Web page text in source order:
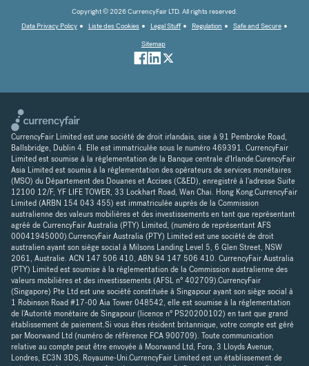
Copyright © 2026 CurrencyFair LTD. All rights reserved.
Data Privacy Policy
Liste des Cookies Legal Stuff Regulation
Safe and Secure
Sitemap
CurrencyFair Limited est une société de droit irlandais, sise à 91 Pembroke Road,
Ballsbridge, Dublin 4. Elle est immatriculée sous le numéro 469391. CurrencyFair
Limited est soumise à la réglementation de la Banque centrale d'Irlande.CurencyFair
Asia Limited est soumis à la réglementation des opérateurs de services monétaires
(MSO) du Département des Douanes et Accises (C&ED), enregistré à l'adresse Suite
12100 12/F, YF LIFE TOWER, 33 Lockhart Road, Wan Chai. Hong Kong.CurrencyFair
Limited (ARBN 154 043 455) est immatriculée auprès de la Commission
australienne des valeurs mobilières et des investissements en tant que représentant
agréé de CurrencyFair Australia (PTY) Limited, (numéro de représentant AFS
00041945000).CurrencyFair Australia (PTY) Limited est une société de droit
australien ayant son siège social à Milsons Landing Level 5, 6 Glen Street, NSW
2061, Australie. ACN 147 506 410, ABN 94 147 506 410. CurrencyFair Australia
(PTY) Limited est soumise à la réglementation de la Commission australienne des
valeurs mobilières et des investissements (AFSL n° 402709).CurrencyFair
(Singapore) Pte Ltd est une société constituée à Singapour ayant son siège social à
1 Robinson Road #17-00 Aia Tower 048542, elle est soumise à la réglementation
de l'Autorité monétaire de Singapour (licence n° PS20200102) en tant que grand
établissement de paiement.Si vous êtes résident britannique, votre compte est géré
par Moorwand Ltd (numéro de référence FCA 900709). Toute communication
relative au compte peut être envoyée à Moorwand Ltd, Fora, 3 Lloyds Avenue,
Londres, EC3N 3DS, Royaume-Uni.CurrencyFair Limited est un établissement de